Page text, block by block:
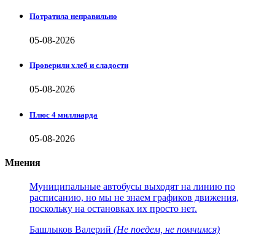
Потратила неправильно
05-08-2026
Проверили хлеб и сладости
05-08-2026
Плюс 4 миллиарда
05-08-2026
Мнения
Муниципальные автобусы выходят на линию по
расписанию, но мы не знаем графиков движения,
поскольку на остановках их просто нет.
Башлыков Валерий (Не поедем, не помчимся)